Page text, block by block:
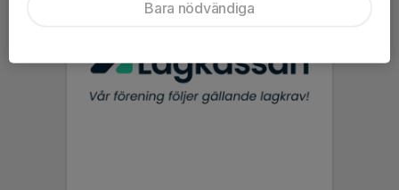
Bara nödvändiga